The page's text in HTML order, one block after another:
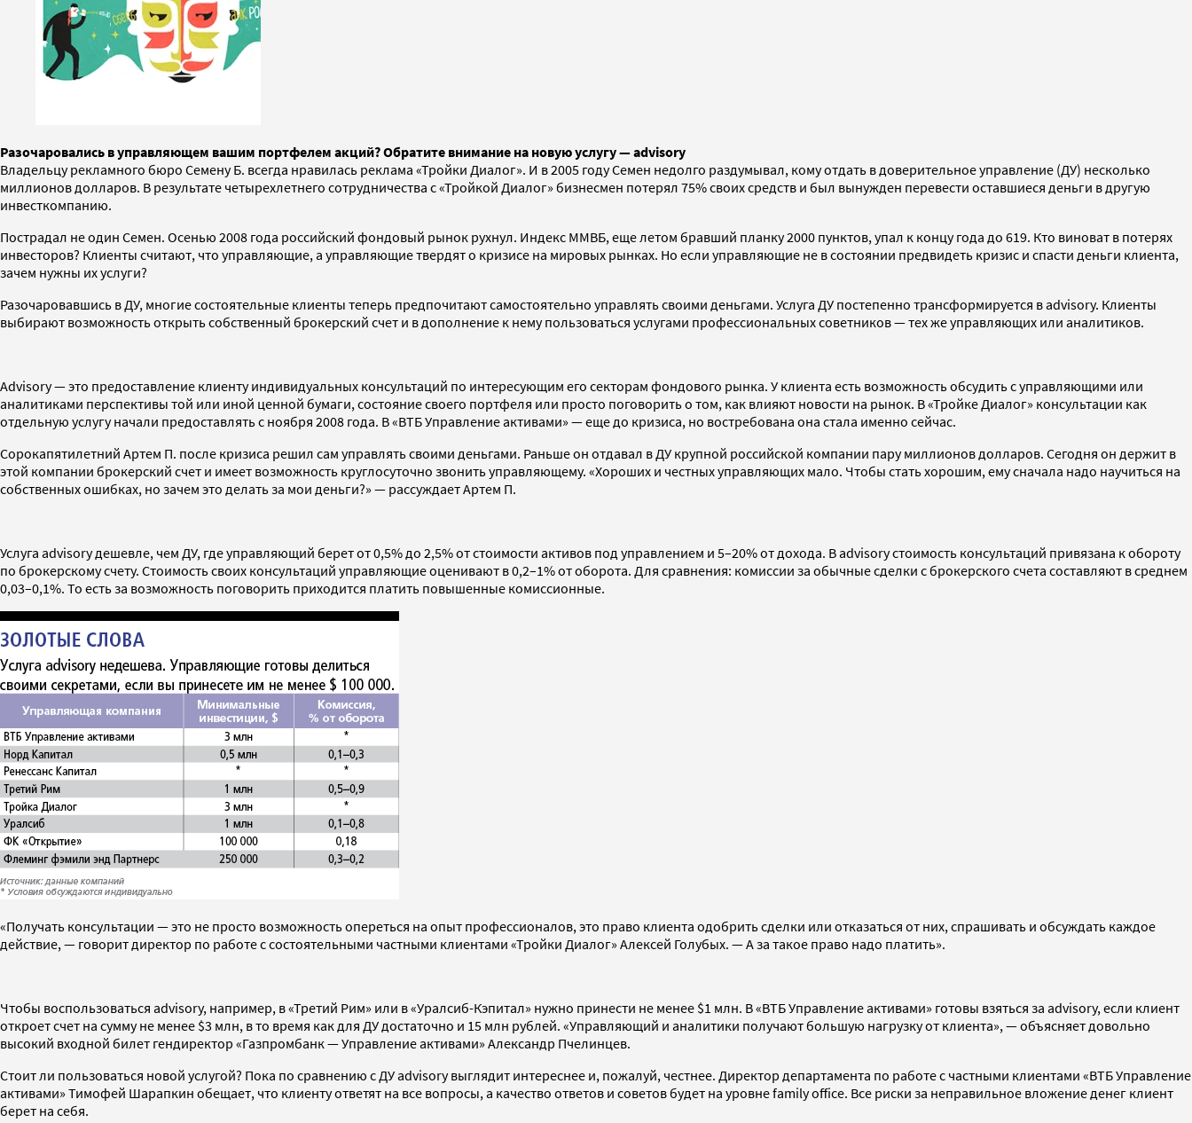
Разочаровались в управляющем вашим портфелем акций? Обратите внимание на новую услугу — advisory
Владельцу рекламного бюро Семену Б. всегда нравилась реклама «Тройки Диалог». И в 2005 году Семен недолго раздумывал, кому отдать в доверительное управление (ДУ) несколько
миллионов долларов. В результате четырехлетнего сотрудничества с «Тройкой Диалог» бизнесмен потерял 75% своих средств и был вынужден перевести оставшиеся деньги в другую
инвесткомпанию.
Пострадал не один Семен. Осенью 2008 года российский фондовый рынок рухнул. Индекс ММВБ, еще летом бравший планку 2000 пунктов, упал к концу года до 619. Кто виноват в потерях
инвесторов? Клиенты считают, что управляющие, а управляющие твердят о кризисе на мировых рынках. Но если управляющие не в состоянии предвидеть кризис и спасти деньги клиента,
зачем нужны их услуги?
Разочаровавшись в ДУ, многие состоятельные клиенты теперь предпочитают самостоятельно управлять своими деньгами. Услуга ДУ постепенно трансформируется в advisory. Клиенты
выбирают возможность открыть собственный брокерский счет и в дополнение к нему пользоваться услугами профессиональных советников — тех же управляющих или аналитиков.
Advisory — это предоставление клиенту индивидуальных консультаций по интересующим его секторам фондового рынка. У клиента есть возможность обсудить с управляющими или
аналитиками перспективы той или иной ценной бумаги, состояние своего портфеля или просто поговорить о том, как влияют новости на рынок. В «Тройке Диалог» консультации как
отдельную услугу начали предоставлять с ноября 2008 года. В «ВТБ Управление активами» — еще до кризиса, но востребована она стала именно сейчас.
Сорокапятилетний Артем П. после кризиса решил сам управлять своими деньгами. Раньше он отдавал в ДУ крупной российской компании пару миллионов долларов. Сегодня он держит в
этой компании брокерский счет и имеет возможность круглосуточно звонить управляющему. «Хороших и честных управляющих мало. Чтобы стать хорошим, ему сначала надо научиться на
собственных ошибках, но зачем это делать за мои деньги?» — рассуждает Артем П.
Услуга advisory дешевле, чем ДУ, где управляющий берет от 0,5% до 2,5% от стоимости активов под управлением и 5–20% от дохода. В advisory стоимость консультаций привязана к обороту
по брокерскому счету. Стоимость своих консультаций управляющие оценивают в 0,2–1% от оборота. Для сравнения: комиссии за обычные сделки с брокерского счета составляют в среднем
0,03–0,1%. То есть за возможность поговорить приходится платить повышенные комиссионные.
«Получать консультации — это не просто возможность опереться на опыт профессионалов, это право клиента одобрить сделки или отказаться от них, спрашивать и обсуждать каждое
действие, — говорит директор по работе с состоятельными частными клиентами «Тройки Диалог» Алексей Голубых. — А за такое право надо платить».
Чтобы воспользоваться advisory, например, в «Третий Рим» или в «Уралсиб-Кэпитал» нужно принести не менее $1 млн. В «ВТБ Управление активами» готовы взяться за advisory, если клиент
откроет счет на сумму не менее $3 млн, в то время как для ДУ достаточно и 15 млн рублей. «Управляющий и аналитики получают большую нагрузку от клиента», — объясняет довольно
высокий входной билет гендиректор «Газпромбанк — Управление активами» Александр Пчелинцев.
Стоит ли пользоваться новой услугой? Пока по сравнению с ДУ advisory выглядит интереснее и, пожалуй, честнее. Директор департамента по работе с частными клиентами «ВТБ Управление
активами» Тимофей Шарапкин обещает, что клиенту ответят на все вопросы, а качество ответов и советов будет на уровне family office. Все риски за неправильное вложение денег клиент
берет на себя.